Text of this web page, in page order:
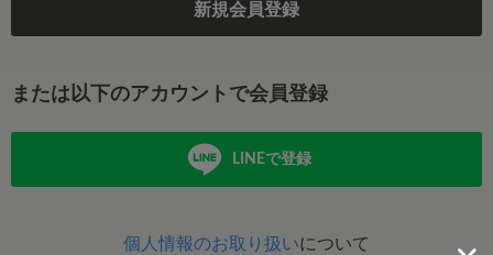
新規会員登録
または以下のアカウントで会員登録
LINEで登録
個人情報のお取り扱いについて